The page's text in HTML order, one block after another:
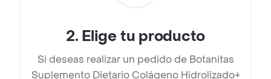
2. Elige tu producto
Si deseas realizar un pedido de Botanitas
Suplemento Dietario Colágeno Hidrolizado+